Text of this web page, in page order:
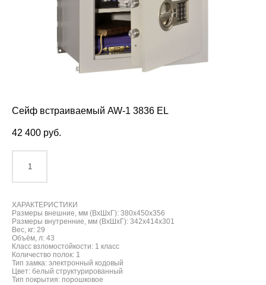
Сейф встраиваемый AW-1 3836 EL
42 400 pуб.
ХАРАКТЕРИСТИКИ
Размеры внешние, мм (ВхШхГ): 380x450x356
Размеры внутренние, мм (ВхШхГ): 342x414x301
Вес, кг: 29
Объём, л: 43
Класс взломостойкости: 1 класс
Количество полок: 1
Тип замка: электронный кодовый
Цвет: белый структурированный
Тип покрытия: порошковое